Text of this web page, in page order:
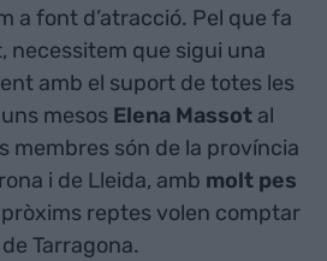
a font d’atracció. Pel que fa
necessitem que sigui una
amb el suport de totes les
mesos Elena Massot al
membres són de la província
i de Lleida, amb molt pes
reptes volen comptar
Tarragona.